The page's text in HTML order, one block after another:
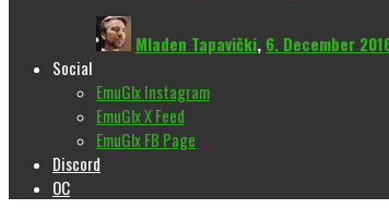
Mladen Tapavički, 6. December
Social
EmuGlx Instagram
EmuGlx X Feed
EmuGlx FB Page
Discord
OC